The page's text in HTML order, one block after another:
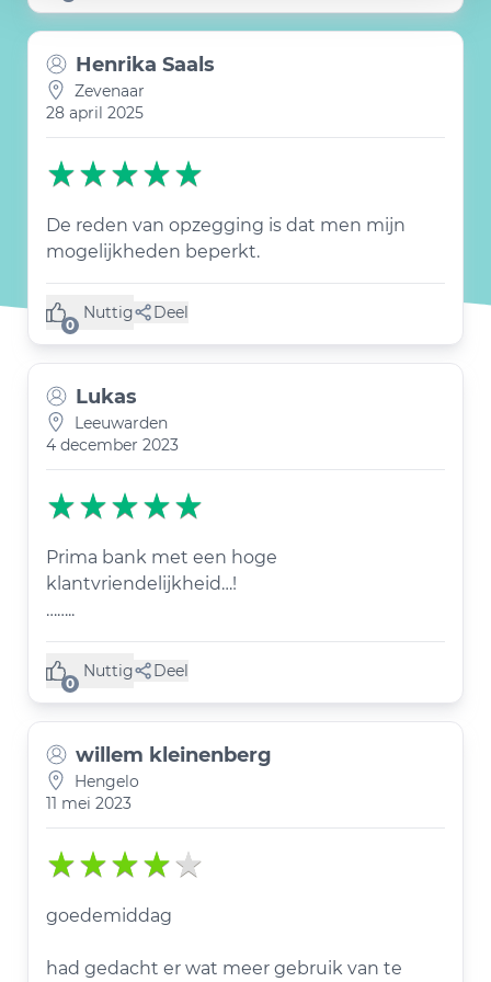
Henrika Saals
Zevenaar
28 april 2025
De reden van opzegging is dat men mijn
mogelijkheden beperkt.
0
Nuttig
(0 like) Deel
Lukas
Leeuwarden
4 december 2023
Prima bank met een hoge
klantvriendelijkheid…!
……..
0
Nuttig
(0 like) Deel
willem kleinenberg
Hengelo
11 mei 2023
goedemiddag
had gedacht er wat meer gebruik van te